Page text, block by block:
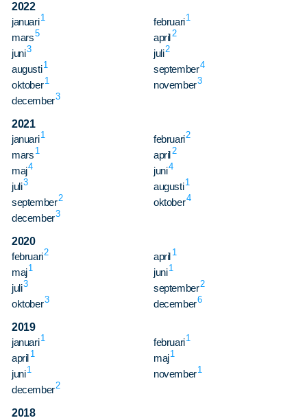
2022
januari1 februari1
mars5 april2
juni3 juli2
augusti1 september4
oktober1 november3
december3
2021
januari1 februari2
mars 1 april2
maj4 juni4
juli3 augusti1
september2 oktober4
december3
2020
februari2 april 1
maj1 juni1
juli3 september2
oktober3 december6
2019
januari1 februari1
april 1 maj1
juni1 november1
december2
2018